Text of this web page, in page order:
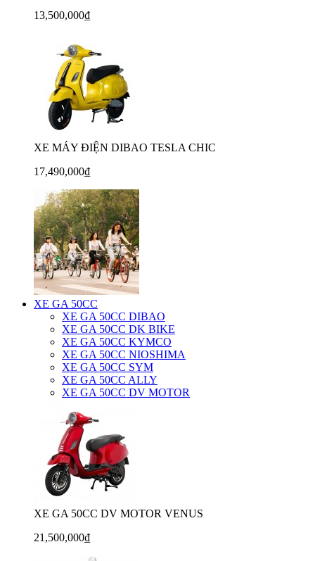
13,500,000₫
XE MÁY ĐIỆN DIBAO TESLA CHIC
17,490,000₫
XE GA 50CC
XE GA 50CC DIBAO
XE GA 50CC DK BIKE
XE GA 50CC KYMCO
XE GA 50CC NIOSHIMA
XE GA 50CC SYM
XE GA 50CC ALLY
XE GA 50CC DV MOTOR
XE GA 50CC DV MOTOR VENUS
21,500,000₫